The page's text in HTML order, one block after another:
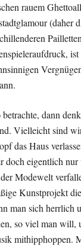
rauem
(daher
ist
dann
Vielleicht sind
das Haus
eigentlich nur
Modewelt
Kunstprojekt
man sich herrlich
so viel man will,
mithipphoppen.